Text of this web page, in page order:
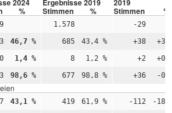
2024 Ergebnisse 2019 2019
% Stimmen % Stimmen
%
1.578 -29
46,7 % 685 43,4 % +38
1,4 % 8 1,2 % +2
98,6 % 677 98,8 % +36 -
43,1 % 419 61,9 % -112 -